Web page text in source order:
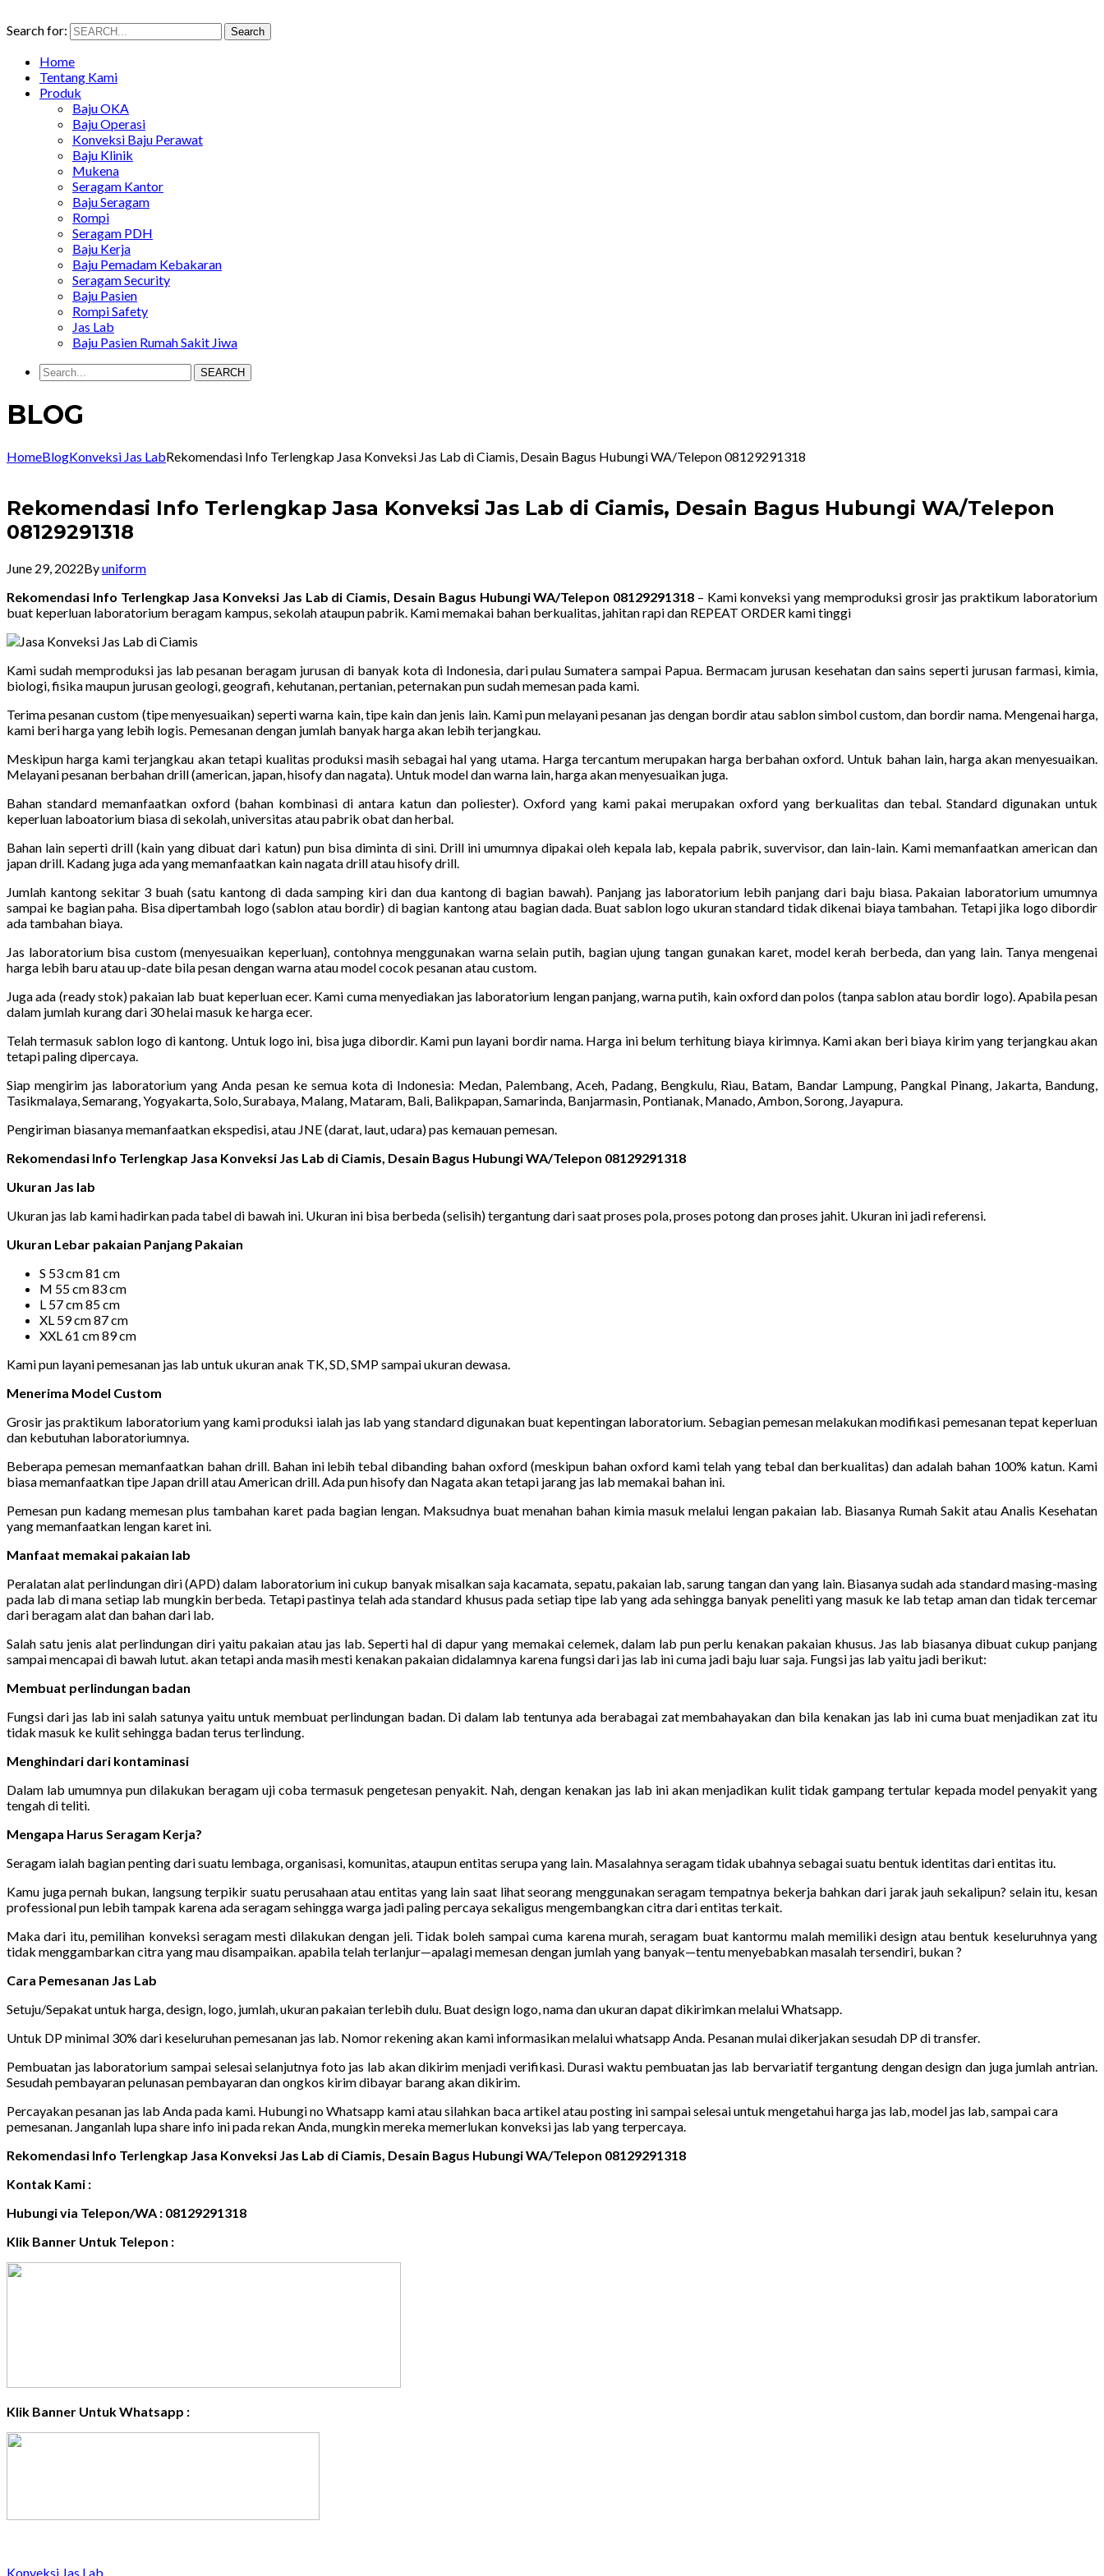
Search for: Search
Home
Tentang Kami
Produk
Baju OKA
Baju Operasi
Konveksi Baju Perawat
Baju Klinik
Mukena
Seragam Kantor
Baju Seragam
Rompi
Seragam PDH
Baju Kerja
Baju Pemadam Kebakaran
Seragam Security
Baju Pasien
Rompi Safety
Jas Lab
Baju Pasien Rumah Sakit Jiwa
SEARCH
BLOG
HomeBlogKonveksi Jas LabRekomendasi Info Terlengkap Jasa Konveksi Jas Lab di Ciamis, Desain Bagus Hubungi WA/Telepon 08129291318
Rekomendasi Info Terlengkap Jasa Konveksi Jas Lab di Ciamis, Desain Bagus Hubungi WA/Telepon
08129291318
June 29, 2022Byuniform
Rekomendasi Info Terlengkap Jasa Konveksi Jas Lab di Ciamis, Desain Bagus Hubungi WA/Telepon 08129291318 – Kami konveksi yang memproduksi grosir jas praktikum laboratorium
buat keperluan laboratorium beragam kampus, sekolah ataupun pabrik. Kami memakai bahan berkualitas, jahitan rapi dan REPEAT ORDER kami tinggi
Kami sudah memproduksi jas lab pesanan beragam jurusan di banyak kota di Indonesia, dari pulau Sumatera sampai Papua. Bermacam jurusan kesehatan dan sains seperti jurusan farmasi, kimia,
biologi, fisika maupun jurusan geologi, geografi, kehutanan, pertanian, peternakan pun sudah memesan pada kami.
Terima pesanan custom (tipe menyesuaikan) seperti warna kain, tipe kain dan jenis lain. Kami pun melayani pesanan jas dengan bordir atau sablon simbol custom, dan bordir nama. Mengenai harga,
kami beri harga yang lebih logis. Pemesanan dengan jumlah banyak harga akan lebih terjangkau.
Meskipun harga kami terjangkau akan tetapi kualitas produksi masih sebagai hal yang utama. Harga tercantum merupakan harga berbahan oxford. Untuk bahan lain, harga akan menyesuaikan.
Melayani pesanan berbahan drill (american, japan, hisofy dan nagata). Untuk model dan warna lain, harga akan menyesuaikan juga.
Bahan standard memanfaatkan oxford (bahan kombinasi di antara katun dan poliester). Oxford yang kami pakai merupakan oxford yang berkualitas dan tebal. Standard digunakan untuk
keperluan laboatorium biasa di sekolah, universitas atau pabrik obat dan herbal.
Bahan lain seperti drill (kain yang dibuat dari katun) pun bisa diminta di sini. Drill ini umumnya dipakai oleh kepala lab, kepala pabrik, suvervisor, dan lain-lain. Kami memanfaatkan american dan
japan drill. Kadang juga ada yang memanfaatkan kain nagata drill atau hisofy drill.
Jumlah kantong sekitar 3 buah (satu kantong di dada samping kiri dan dua kantong di bagian bawah). Panjang jas laboratorium lebih panjang dari baju biasa. Pakaian laboratorium umumnya
sampai ke bagian paha. Bisa dipertambah logo (sablon atau bordir) di bagian kantong atau bagian dada. Buat sablon logo ukuran standard tidak dikenai biaya tambahan. Tetapi jika logo dibordir
ada tambahan biaya.
Jas laboratorium bisa custom (menyesuaikan keperluan}, contohnya menggunakan warna selain putih, bagian ujung tangan gunakan karet, model kerah berbeda, dan yang lain. Tanya mengenai
harga lebih baru atau up-date bila pesan dengan warna atau model cocok pesanan atau custom.
Juga ada (ready stok) pakaian lab buat keperluan ecer. Kami cuma menyediakan jas laboratorium lengan panjang, warna putih, kain oxford dan polos (tanpa sablon atau bordir logo). Apabila pesan
dalam jumlah kurang dari 30 helai masuk ke harga ecer.
Telah termasuk sablon logo di kantong. Untuk logo ini, bisa juga dibordir. Kami pun layani bordir nama. Harga ini belum terhitung biaya kirimnya. Kami akan beri biaya kirim yang terjangkau akan
tetapi paling dipercaya.
Siap mengirim jas laboratorium yang Anda pesan ke semua kota di Indonesia: Medan, Palembang, Aceh, Padang, Bengkulu, Riau, Batam, Bandar Lampung, Pangkal Pinang, Jakarta, Bandung,
Tasikmalaya, Semarang, Yogyakarta, Solo, Surabaya, Malang, Mataram, Bali, Balikpapan, Samarinda, Banjarmasin, Pontianak, Manado, Ambon, Sorong, Jayapura.
Pengiriman biasanya memanfaatkan ekspedisi, atau JNE (darat, laut, udara) pas kemauan pemesan.
Rekomendasi Info Terlengkap Jasa Konveksi Jas Lab di Ciamis, Desain Bagus Hubungi WA/Telepon 08129291318
Ukuran Jas lab
Ukuran jas lab kami hadirkan pada tabel di bawah ini. Ukuran ini bisa berbeda (selisih) tergantung dari saat proses pola, proses potong dan proses jahit. Ukuran ini jadi referensi.
Ukuran Lebar pakaian Panjang Pakaian
S 53 cm 81 cm
M 55 cm 83 cm
L 57 cm 85 cm
XL 59 cm 87 cm
XXL 61 cm 89 cm
Kami pun layani pemesanan jas lab untuk ukuran anak TK, SD, SMP sampai ukuran dewasa.
Menerima Model Custom
Grosir jas praktikum laboratorium yang kami produksi ialah jas lab yang standard digunakan buat kepentingan laboratorium. Sebagian pemesan melakukan modifikasi pemesanan tepat keperluan
dan kebutuhan laboratoriumnya.
Beberapa pemesan memanfaatkan bahan drill. Bahan ini lebih tebal dibanding bahan oxford (meskipun bahan oxford kami telah yang tebal dan berkualitas) dan adalah bahan 100% katun. Kami
biasa memanfaatkan tipe Japan drill atau American drill. Ada pun hisofy dan Nagata akan tetapi jarang jas lab memakai bahan ini.
Pemesan pun kadang memesan plus tambahan karet pada bagian lengan. Maksudnya buat menahan bahan kimia masuk melalui lengan pakaian lab. Biasanya Rumah Sakit atau Analis Kesehatan
yang memanfaatkan lengan karet ini.
Manfaat memakai pakaian lab
Peralatan alat perlindungan diri (APD) dalam laboratorium ini cukup banyak misalkan saja kacamata, sepatu, pakaian lab, sarung tangan dan yang lain. Biasanya sudah ada standard masing-masing
pada lab di mana setiap lab mungkin berbeda. Tetapi pastinya telah ada standard khusus pada setiap tipe lab yang ada sehingga banyak peneliti yang masuk ke lab tetap aman dan tidak tercemar
dari beragam alat dan bahan dari lab.
Salah satu jenis alat perlindungan diri yaitu pakaian atau jas lab. Seperti hal di dapur yang memakai celemek, dalam lab pun perlu kenakan pakaian khusus. Jas lab biasanya dibuat cukup panjang
sampai mencapai di bawah lutut. akan tetapi anda masih mesti kenakan pakaian didalamnya karena fungsi dari jas lab ini cuma jadi baju luar saja. Fungsi jas lab yaitu jadi berikut:
Membuat perlindungan badan
Fungsi dari jas lab ini salah satunya yaitu untuk membuat perlindungan badan. Di dalam lab tentunya ada berabagai zat membahayakan dan bila kenakan jas lab ini cuma buat menjadikan zat itu
tidak masuk ke kulit sehingga badan terus terlindung.
Menghindari dari kontaminasi
Dalam lab umumnya pun dilakukan beragam uji coba termasuk pengetesan penyakit. Nah, dengan kenakan jas lab ini akan menjadikan kulit tidak gampang tertular kepada model penyakit yang
tengah di teliti.
Mengapa Harus Seragam Kerja?
Seragam ialah bagian penting dari suatu lembaga, organisasi, komunitas, ataupun entitas serupa yang lain. Masalahnya seragam tidak ubahnya sebagai suatu bentuk identitas dari entitas itu.
Kamu juga pernah bukan, langsung terpikir suatu perusahaan atau entitas yang lain saat lihat seorang menggunakan seragam tempatnya bekerja bahkan dari jarak jauh sekalipun? selain itu, kesan
professional pun lebih tampak karena ada seragam sehingga warga jadi paling percaya sekaligus mengembangkan citra dari entitas terkait.
Maka dari itu, pemilihan konveksi seragam mesti dilakukan dengan jeli. Tidak boleh sampai cuma karena murah, seragam buat kantormu malah memiliki design atau bentuk keseluruhnya yang
tidak menggambarkan citra yang mau disampaikan. apabila telah terlanjur—apalagi memesan dengan jumlah yang banyak—tentu menyebabkan masalah tersendiri, bukan ?
Cara Pemesanan Jas Lab
Setuju/Sepakat untuk harga, design, logo, jumlah, ukuran pakaian terlebih dulu. Buat design logo, nama dan ukuran dapat dikirimkan melalui Whatsapp.
Untuk DP minimal 30% dari keseluruhan pemesanan jas lab. Nomor rekening akan kami informasikan melalui whatsapp Anda. Pesanan mulai dikerjakan sesudah DP di transfer.
Pembuatan jas laboratorium sampai selesai selanjutnya foto jas lab akan dikirim menjadi verifikasi. Durasi waktu pembuatan jas lab bervariatif tergantung dengan design dan juga jumlah antrian.
Sesudah pembayaran pelunasan pembayaran dan ongkos kirim dibayar barang akan dikirim.
Percayakan pesanan jas lab Anda pada kami. Hubungi no Whatsapp kami atau silahkan baca artikel atau posting ini sampai selesai untuk mengetahui harga jas lab, model jas lab, sampai cara
pemesanan. Janganlah lupa share info ini pada rekan Anda, mungkin mereka memerlukan konveksi jas lab yang terpercaya.
Rekomendasi Info Terlengkap Jasa Konveksi Jas Lab di Ciamis, Desain Bagus Hubungi WA/Telepon 08129291318
Kontak Kami :
Hubungi via Telepon/WA : 08129291318
Klik Banner Untuk Telepon :
Klik Banner Untuk Whatsapp :
Konveksi Jas Lab